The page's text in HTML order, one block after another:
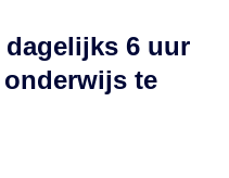
dagelijks 6 uur
te